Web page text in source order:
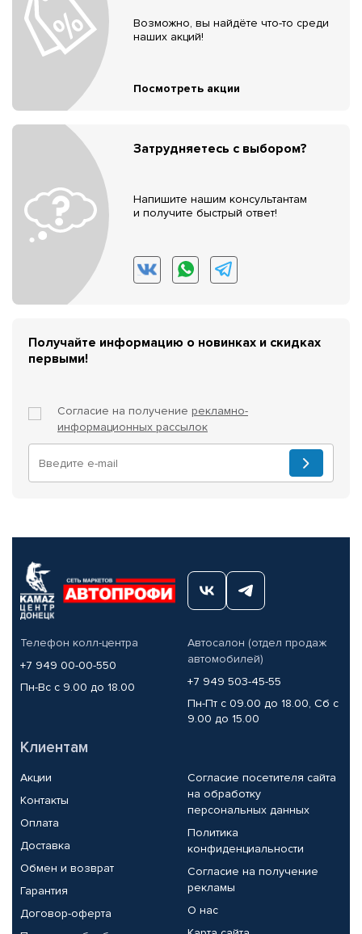
Возможно, вы найдёте что-то среди
наших акций!
Посмотреть акции
Затрудняетесь с выбором?
Напишите нашим консультантам
и получите быстрый ответ!
Получайте информацию о новинках и скидках
первыми!
Согласие на получение рекламно-
информационных рассылок
Телефон колл-центра
+7 949 00-00-550
Пн-Вс с 9.00 до 18.00
Автосалон (отдел продаж
автомобилей)
+7 949 503-45-55
Пн-Пт с 09.00 до 18.00, Сб с
9.00 до 15.00
Клиентам
Акции
Контакты
Оплата
Доставка
Обмен и возврат
Гарантия
Договор-оферта
Согласие посетителя сайта
на обработку
персональных данных
Политика
конфиденциальности
Согласие на получение
рекламы
О нас